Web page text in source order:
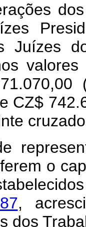
Juízes
CZ$
o
,
dos